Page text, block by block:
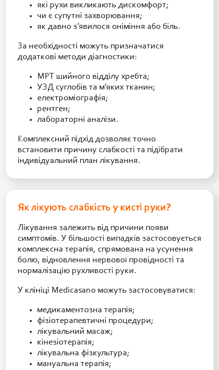
які рухи викликають дискомфорт;
чи є супутні захворювання;
як давно з’явилося оніміння або біль.
За необхідності можуть призначатися
додаткові методи діагностики:
МРТ шийного відділу хребта;
УЗД суглобів та м’яких тканин;
електроміографія;
рентген;
лабораторні аналізи.
Комплексний підхід дозволяє точно
встановити причину слабкості та підібрати
індивідуальний план лікування.
Як лікують слабкість у кисті руки?
Лікування залежить від причини появи
симптомів. У більшості випадків застосовується
комплексна терапія, спрямована на усунення
болю, відновлення нервової провідності та
нормалізацію рухливості руки.
У клініці Medicasano можуть застосовуватися:
медикаментозна терапія;
фізіотерапевтичні процедури;
лікувальний масаж;
кінезіотерапія;
лікувальна фізкультура;
мануальна терапія;